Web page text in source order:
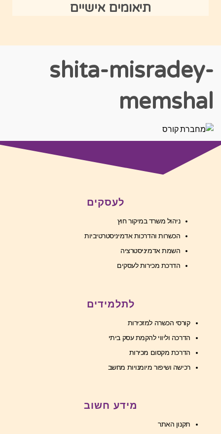
תיאומים אישיים
shita-misradey-
memshal
לעסקים
ניהול משרד במיקור חוץ
הכשרות והדרכות אדמיניסטרטיביות
השמת אדמיניסטרציה
הדרכת מכירות לעסקים
לתלמידים
קורסי הכשרה למזכירות
הדרכה וליווי להקמת עסק ביתי
הדרכת מקסום מכירות
רכישה ושיפור מיומנויות מחשב
מידע חשוב
תקנון האתר